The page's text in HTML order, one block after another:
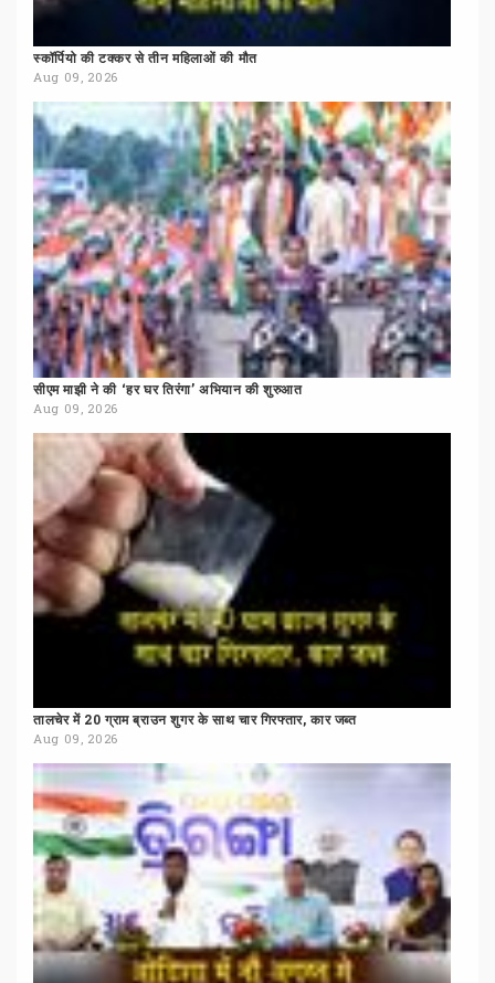
स्कॉर्पियो की टक्कर से तीन महिलाओं की मौत
Aug 09, 2026
सीएम माझी ने की ‘हर घर तिरंगा’ अभियान की शुरुआत
Aug 09, 2026
तालचेर में 20 ग्राम ब्राउन शुगर के साथ चार गिरफ्तार, कार जब्त
Aug 09, 2026